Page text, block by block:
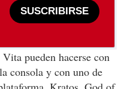
SUSCRIBIRSE
pueden hacerse con
consola y con uno de